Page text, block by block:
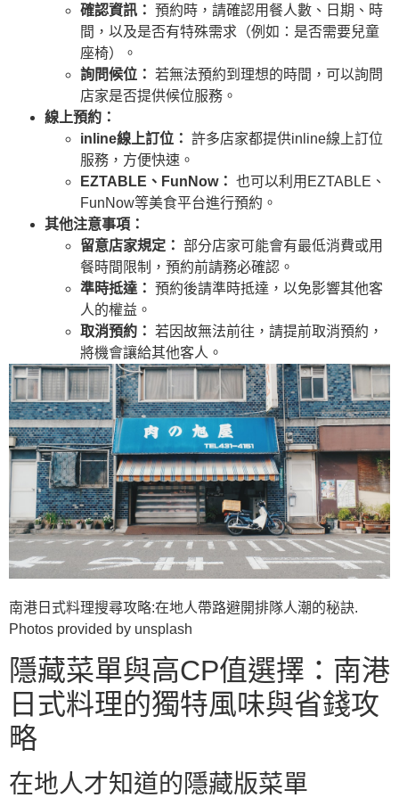
確認資訊： 預約時，請確認用餐人數、日期、時
間，以及是否有特殊需求（例如：是否需要兒童
座椅）。
詢問候位： 若無法預約到理想的時間，可以詢問
店家是否提供候位服務。
線上預約：
inline線上訂位： 許多店家都提供inline線上訂位
服務，方便快速。
EZTABLE、FunNow： 也可以利用EZTABLE、
FunNow等美食平台進行預約。
其他注意事項：
留意店家規定： 部分店家可能會有最低消費或用
餐時間限制，預約前請務必確認。
準時抵達： 預約後請準時抵達，以免影響其他客
人的權益。
取消預約： 若因故無法前往，請提前取消預約，
將機會讓給其他客人。
南港日式料理搜尋攻略:在地人帶路避開排隊人潮的秘訣.
Photos provided by unsplash
隱藏菜單與高CP值選擇：南港
日式料理的獨特風味與省錢攻
略
在地人才知道的隱藏版菜單